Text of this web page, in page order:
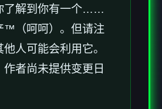
了解到你有一个……
™（呵呵）。但请注
人可能会利用它。
作者尚未提供变更日